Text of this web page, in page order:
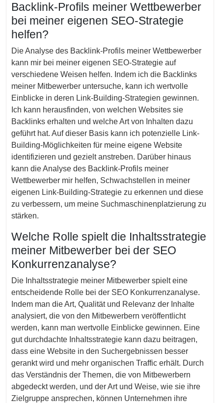
Backlink-Profils meiner Wettbewerber
bei meiner eigenen SEO-Strategie
helfen?
Die Analyse des Backlink-Profils meiner Wettbewerber
kann mir bei meiner eigenen SEO-Strategie auf
verschiedene Weisen helfen. Indem ich die Backlinks
meiner Mitbewerber untersuche, kann ich wertvolle
Einblicke in deren Link-Building-Strategien gewinnen.
Ich kann herausfinden, von welchen Websites sie
Backlinks erhalten und welche Art von Inhalten dazu
geführt hat. Auf dieser Basis kann ich potenzielle Link-
Building-Möglichkeiten für meine eigene Website
identifizieren und gezielt anstreben. Darüber hinaus
kann die Analyse des Backlink-Profils meiner
Wettbewerber mir helfen, Schwachstellen in meiner
eigenen Link-Building-Strategie zu erkennen und diese
zu verbessern, um meine Suchmaschinenplatzierung zu
stärken.
Welche Rolle spielt die Inhaltsstrategie
meiner Mitbewerber bei der SEO
Konkurrenzanalyse?
Die Inhaltsstrategie meiner Mitbewerber spielt eine
entscheidende Rolle bei der SEO Konkurrenzanalyse.
Indem man die Art, Qualität und Relevanz der Inhalte
analysiert, die von den Mitbewerbern veröffentlicht
werden, kann man wertvolle Einblicke gewinnen. Eine
gut durchdachte Inhaltsstrategie kann dazu beitragen,
dass eine Website in den Suchergebnissen besser
gerankt wird und mehr organischen Traffic erhält. Durch
das Verständnis der Themen, die von Mitbewerbern
abgedeckt werden, und der Art und Weise, wie sie ihre
Zielgruppe ansprechen, können Unternehmen ihre